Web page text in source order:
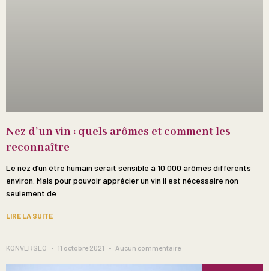
Nez d’un vin : quels arômes et comment les
reconnaître
Le nez d’un être humain serait sensible à 10 000 arômes différents
environ. Mais pour pouvoir apprécier un vin il est nécessaire non
seulement de
LIRE LA SUITE
KONVERSEO 11 octobre 2021 Aucun commentaire